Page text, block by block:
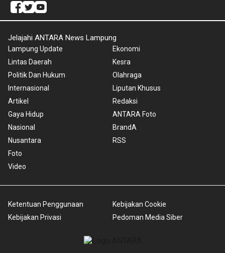
Jelajahi ANTARA News Lampung
Lampung Update
Lintas Daerah
Politik Dan Hukum
Internasional
Artikel
Gaya Hidup
Nasional
Nusantara
Foto
Video
Ekonomi
Kesra
Olahraga
Liputan Khusus
Redaksi
ANTARA Foto
BrandA
RSS
Ketentuan Penggunaan
Kebijakan Privasi
Kebijakan Cookie
Pedoman Media Siber